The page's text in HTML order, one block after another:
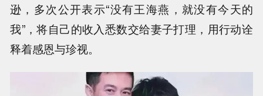
逊，多次公开表示“没有王海燕，就没有今天的
我”，将自己的收入悉数交给妻子打理，用行动诠
释着感恩与珍视。